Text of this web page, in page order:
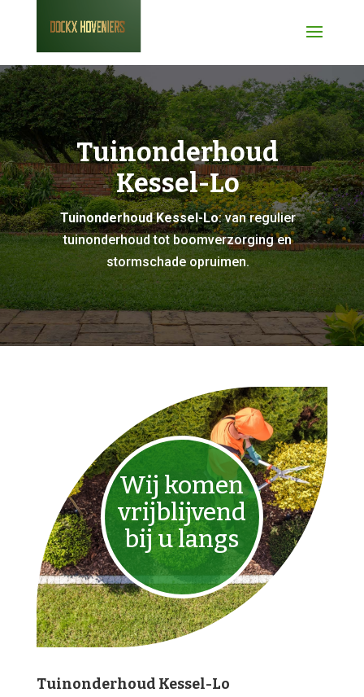
Tuinonderhoud
Kessel-Lo
Tuinonderhoud Kessel-Lo: van regulier
tuinonderhoud tot boomverzorging en
stormschade opruimen.
Wij komen
vrijblijvend
bij u langs
Tuinonderhoud Kessel-Lo